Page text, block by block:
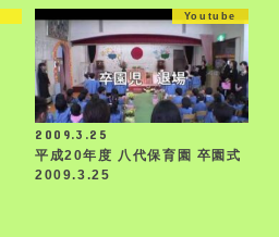
Youtube
2009.3.25
平成20年度 八代保育園 卒園式
2009.3.25